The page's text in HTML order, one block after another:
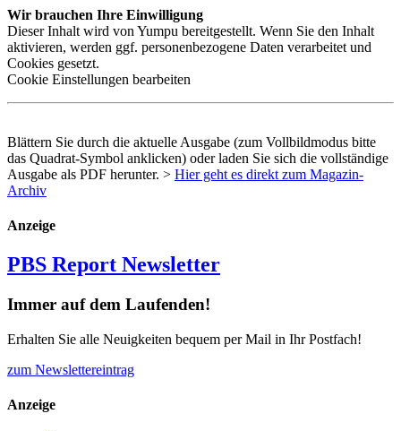
Wir brauchen Ihre Einwilligung
Dieser Inhalt wird von Yumpu bereitgestellt. Wenn Sie den Inhalt
aktivieren, werden ggf. personenbezogene Daten verarbeitet und
Cookies gesetzt.
Cookie Einstellungen bearbeiten
Blättern Sie durch die aktuelle Ausgabe (zum Vollbildmodus bitte
das Quadrat-Symbol anklicken) oder laden Sie sich die vollständige
Ausgabe als PDF herunter. > Hier geht es direkt zum Magazin-
Archiv
Anzeige
PBS Report Newsletter
Immer auf dem Laufenden!
Erhalten Sie alle Neuigkeiten bequem per Mail in Ihr Postfach!
zum Newslettereintrag
Anzeige